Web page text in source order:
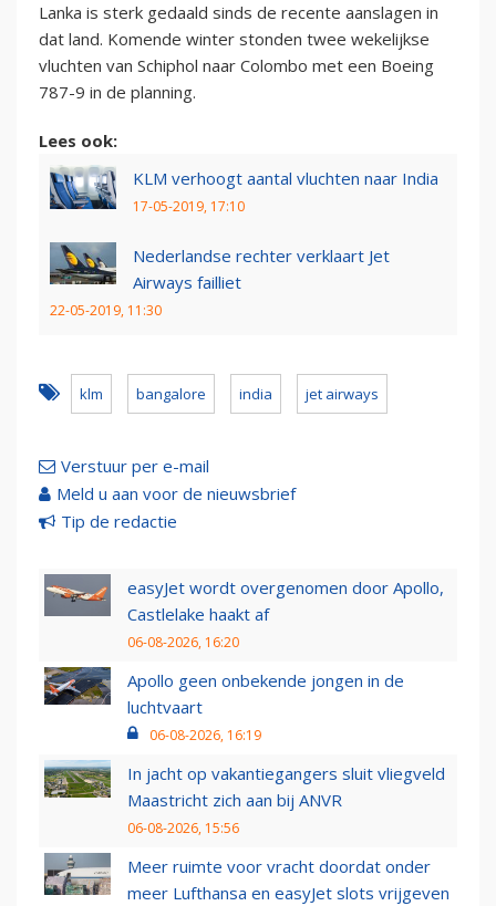
Lanka is sterk gedaald sinds de recente aanslagen in
dat land. Komende winter stonden twee wekelijkse
vluchten van Schiphol naar Colombo met een Boeing
787-9 in de planning.
Lees ook:
KLM verhoogt aantal vluchten naar India
17-05-2019, 17:10
Nederlandse rechter verklaart Jet
Airways failliet
22-05-2019, 11:30
klm bangalore india jet airways
Verstuur per e-mail
Meld u aan voor de nieuwsbrief
Tip de redactie
easyJet wordt overgenomen door Apollo,
Castlelake haakt af
06-08-2026, 16:20
Apollo geen onbekende jongen in de
luchtvaart
06-08-2026, 16:19
In jacht op vakantiegangers sluit vliegveld
Maastricht zich aan bij ANVR
06-08-2026, 15:56
Meer ruimte voor vracht doordat onder
meer Lufthansa en easyJet slots vrijgeven